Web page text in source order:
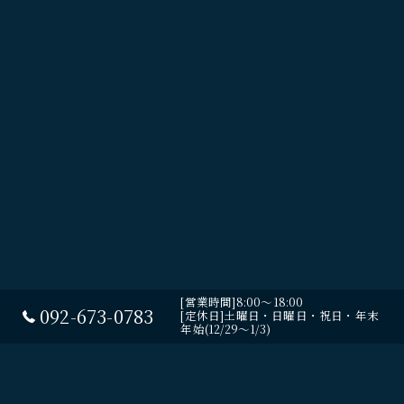
092-673-0783
[営業時間]8:00～18:00
[定休日]土曜日・日曜日・祝日・年末
年始(12/29～1/3)